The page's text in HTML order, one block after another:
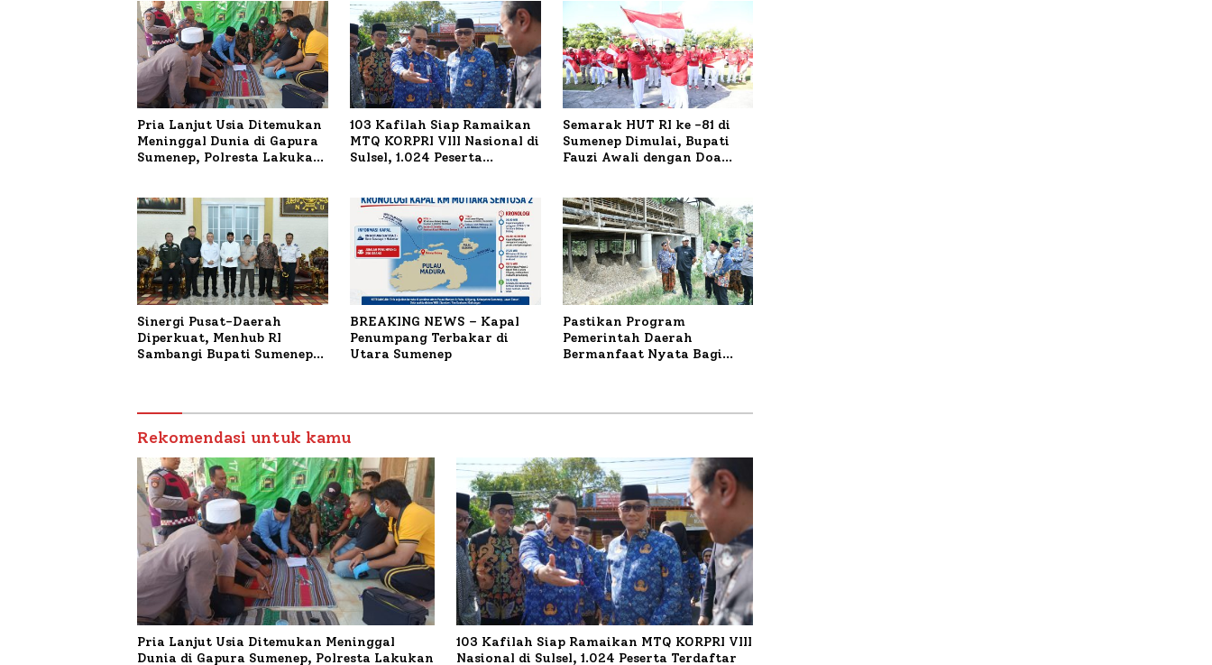
Pria Lanjut Usia Ditemukan
Meninggal Dunia di Gapura
Sumenep, Polresta Lakukan
103 Kafilah Siap Ramaikan
MTQ KORPRI VIII Nasional di
Sulsel, 1.024 Peserta
Semarak HUT RI ke -81 di
Sumenep Dimulai, Bupati
Fauzi Awali dengan Doa
Sinergi Pusat-Daerah
Diperkuat, Menhub RI
Sambangi Bupati Sumenep
BREAKING NEWS – Kapal
Penumpang Terbakar di
Utara Sumenep
Pastikan Program
Pemerintah Daerah
Bermanfaat Nyata Bagi
Petelur di Desa Bataal Timur
Rekomendasi untuk kamu
Pria Lanjut Usia Ditemukan Meninggal
Dunia di Gapura Sumenep, Polresta Lakukan
103 Kafilah Siap Ramaikan MTQ KORPRI VIII
Nasional di Sulsel, 1.024 Peserta Terdaftar